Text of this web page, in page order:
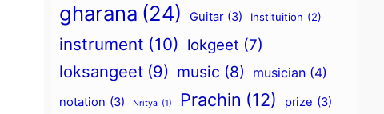
gharana (24) Guitar (3) Instituition (2)
instrument (10) lokgeet (7)
loksangeet (9) music (8) musician (4)
notation (3) Nritya (1) Prachin (12) prize (3)